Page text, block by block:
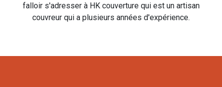
falloir s'adresser à HK couverture qui est un artisan
couvreur qui a plusieurs années d'expérience.